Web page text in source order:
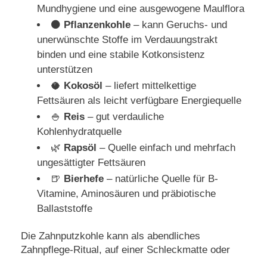
Mundhygiene und eine ausgewogene Maulflora
⚫ Pflanzenkohle– kann Geruchs- und
unerwünschte Stoffe im Verdauungstrakt
binden und eine stabile Kotkonsistenz
unterstützen
🥥 Kokosöl – liefert mittelkettige
Fettsäuren als leicht verfügbare Energiequelle
🍚 Reis– gut verdauliche
Kohlenhydratquelle
🌿 Rapsöl – Quelle einfach und mehrfach
ungesättigter Fettsäuren
🍺 Bierhefe– natürliche Quelle für B-
Vitamine, Aminosäuren und präbiotische
Ballaststoffe
Die Zahnputzkohle kann als abendliches
Zahnpflege-Ritual, auf einer Schleckmatte oder